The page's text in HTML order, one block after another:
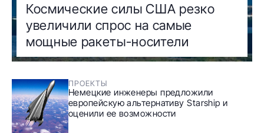
Космические силы США резко
увеличили спрос на самые
мощные ракеты-носители
ПРОЕКТЫ
Немецкие инженеры предложили
европейскую альтернативу Starship и
оценили ее возможности